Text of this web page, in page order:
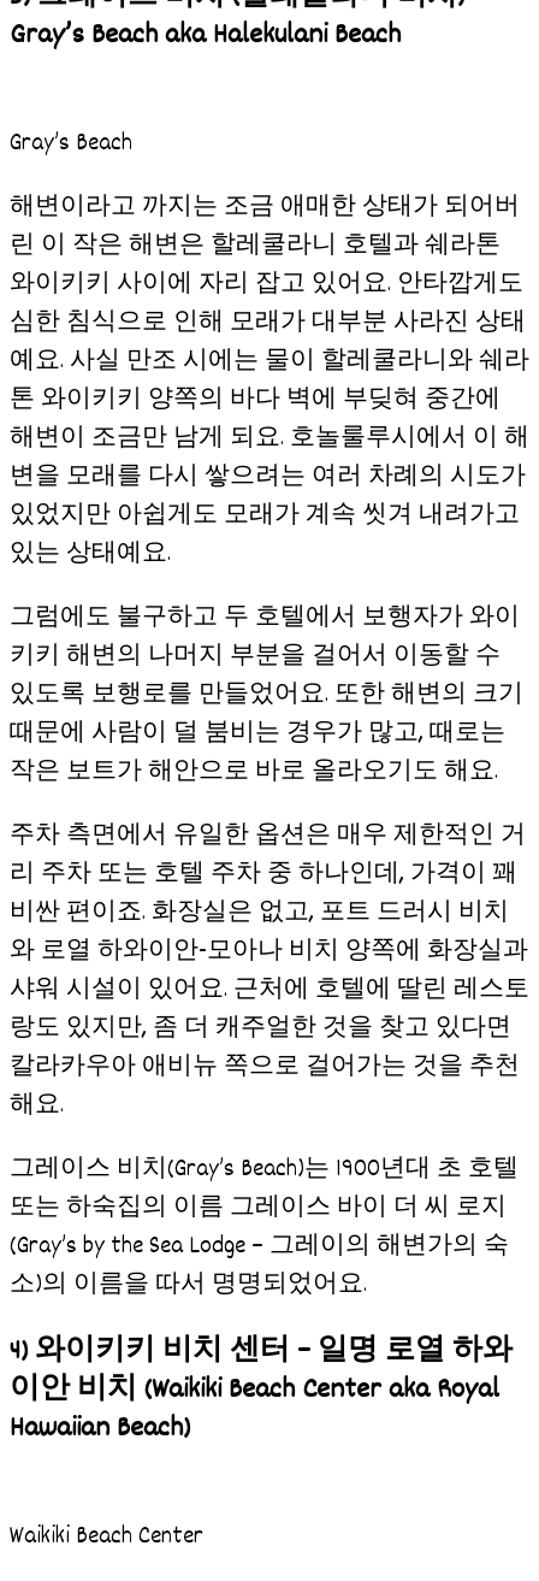
Gray’s Beach aka Halekulani Beach
Gray’s Beach
해변이라고 까지는 조금 애매한 상태가 되어버
린 이 작은 해변은 할레쿨라니 호텔과 쉐라톤
와이키키 사이에 자리 잡고 있어요. 안타깝게도
심한 침식으로 인해 모래가 대부분 사라진 상태
예요. 사실 만조 시에는 물이 할레쿨라니와 쉐라
톤 와이키키 양쪽의 바다 벽에 부딪혀 중간에
해변이 조금만 남게 되요. 호놀룰루시에서 이 해
변을 모래를 다시 쌓으려는 여러 차례의 시도가
있었지만 아쉽게도 모래가 계속 씻겨 내려가고
있는 상태예요.
그럼에도 불구하고 두 호텔에서 보행자가 와이
키키 해변의 나머지 부분을 걸어서 이동할 수
있도록 보행로를 만들었어요. 또한 해변의 크기
때문에 사람이 덜 붐비는 경우가 많고, 때로는
작은 보트가 해안으로 바로 올라오기도 해요.
주차 측면에서 유일한 옵션은 매우 제한적인 거
리 주차 또는 호텔 주차 중 하나인데, 가격이 꽤
비싼 편이죠. 화장실은 없고, 포트 드러시 비치
와 로열 하와이안-모아나 비치 양쪽에 화장실과
샤워 시설이 있어요. 근처에 호텔에 딸린 레스토
랑도 있지만, 좀 더 캐주얼한 것을 찾고 있다면
칼라카우아 애비뉴 쪽으로 걸어가는 것을 추천
해요.
그레이스 비치(Gray’s Beach)는 1900년대 초 호텔
또는 하숙집의 이름 그레이스 바이 더 씨 로지
(Gray’s by the Sea Lodge – 그레이의 해변가의 숙
소)의 이름을 따서 명명되었어요.
4) 와이키키 비치 센터 – 일명 로열 하와
이안 비치 (Waikiki Beach Center aka Royal
Hawaiian Beach)
Waikiki Beach Center